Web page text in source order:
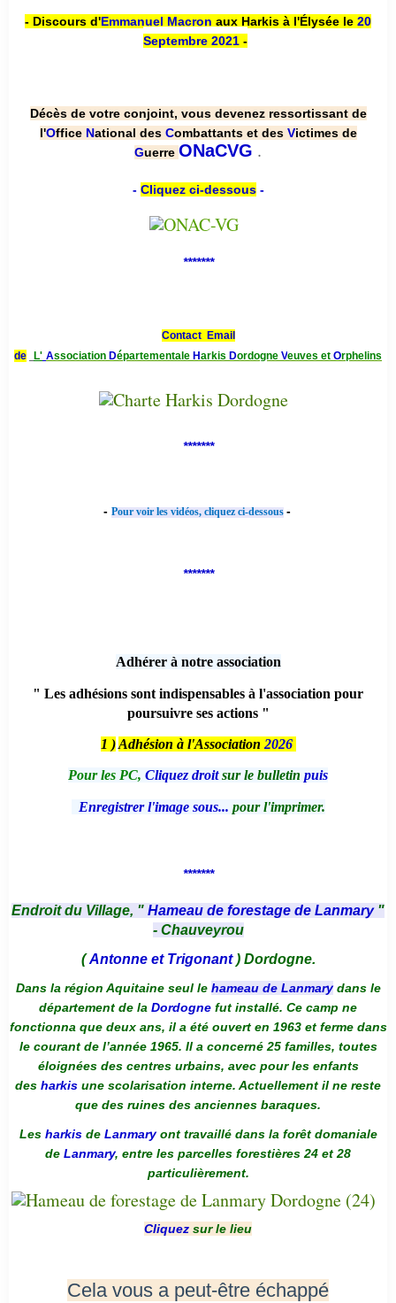
- Discours d'Emmanuel Macron aux Harkis à l'Élysée le 20
Septembre 2021 -
Décès de votre conjoint, vous devenez ressortissant de
l'Office National des Combattants et des Victimes de
Guerre ONaCVG .
- Cliquez ci-dessous-
*******
Contact Email
de
L' Association Départementale Harkis Dordogne Veuves et Orphelins
*******
- Pour voir les vidéos, cliquez ci-dessous -
*******
Adhérer à notre association
" Les adhésions sont indispensables à l'association pour
poursuivre ses actions "
1 ) Adhésion à l'Association 2026
Pour les PC, Cliquez droitsur le bulletin puis
Enregistrer l'image sous... pour l'imprimer.
*******
Endroit du Village, " Hameau de forestage de Lanmary "
- Chauveyrou
(Antonne et Trigonant) Dordogne.
Dans la région Aquitaine seul le hameau de Lanmarydans le
département de la Dordogne fut installé. Ce camp ne
fonctionna que deux ans, il a été ouvert en 1963 et ferme dans
le courant de l’année 1965. Il a concerné 25 familles, toutes
éloignées des centres urbains, avec pour les enfants
des harkis une scolarisation interne. Actuellement il ne reste
que des ruines des anciennes baraques.
Les harkis de Lanmaryont travaillé dans la forêt domaniale
de Lanmary, entre les parcelles forestières 24 et 28
particulièrement.
Cliquez sur le lieu
Cela vous a peut-être échappé